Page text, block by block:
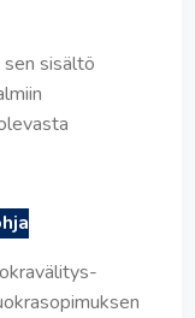
sen sisältö